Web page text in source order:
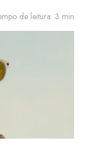
de leitura: 3 min